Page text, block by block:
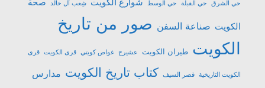
حي الشرق حي القبلة حي الوسط شوارع الكويت شِعب آل خالد صحة
الكويت صناعة السفن صور من تاريخ
الكويت طيران الكويت عشیرج غواص كويتي قرى الكويت قرى
الكويت التاريخية قصر السيف كتاب تاريخ الكويت مدارس